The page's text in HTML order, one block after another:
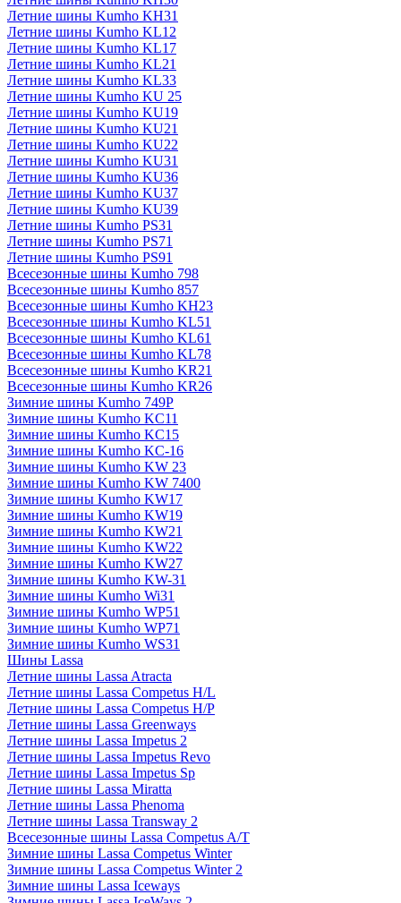
Летние шины Kumho KH31
Летние шины Kumho KL12
Летние шины Kumho KL17
Летние шины Kumho KL21
Летние шины Kumho KL33
Летние шины Kumho KU 25
Летние шины Kumho KU19
Летние шины Kumho KU21
Летние шины Kumho KU22
Летние шины Kumho KU31
Летние шины Kumho KU36
Летние шины Kumho KU37
Летние шины Kumho KU39
Летние шины Kumho PS31
Летние шины Kumho PS71
Летние шины Kumho PS91
Всесезонные шины Kumho 798
Всесезонные шины Kumho 857
Всесезонные шины Kumho KH23
Всесезонные шины Kumho KL51
Всесезонные шины Kumho KL61
Всесезонные шины Kumho KL78
Всесезонные шины Kumho KR21
Всесезонные шины Kumho KR26
Зимние шины Kumho 749P
Зимние шины Kumho KC11
Зимние шины Kumho KC15
Зимние шины Kumho KC-16
Зимние шины Kumho KW 23
Зимние шины Kumho KW 7400
Зимние шины Kumho KW17
Зимние шины Kumho KW19
Зимние шины Kumho KW21
Зимние шины Kumho KW22
Зимние шины Kumho KW27
Зимние шины Kumho KW-31
Зимние шины Kumho Wi31
Зимние шины Kumho WP51
Зимние шины Kumho WP71
Зимние шины Kumho WS31
Шины Lassa
Летние шины Lassa Atracta
Летние шины Lassa Competus H/L
Летние шины Lassa Competus H/P
Летние шины Lassa Greenways
Летние шины Lassa Impetus 2
Летние шины Lassa Impetus Revo
Летние шины Lassa Impetus Sp
Летние шины Lassa Miratta
Летние шины Lassa Phenoma
Летние шины Lassa Transway 2
Всесезонные шины Lassa Competus A/T
Зимние шины Lassa Competus Winter
Зимние шины Lassa Competus Winter 2
Зимние шины Lassa Iceways